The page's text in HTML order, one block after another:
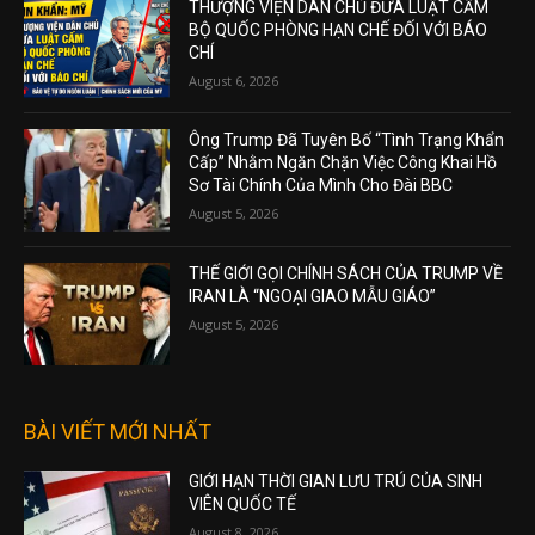
THƯỢNG VIỆN DÂN CHỦ ĐƯA LUẬT CẤM
BỘ QUỐC PHÒNG HẠN CHẾ ĐỐI VỚI BÁO
CHÍ
August 6, 2026
Ông Trump Đã Tuyên Bố “Tình Trạng Khẩn
Cấp” Nhằm Ngăn Chặn Việc Công Khai Hồ
Sơ Tài Chính Của Mình Cho Đài BBC
August 5, 2026
THẾ GIỚI GỌI CHÍNH SÁCH CỦA TRUMP VỀ
IRAN LÀ “NGOẠI GIAO MẪU GIÁO”
August 5, 2026
BÀI VIẾT MỚI NHẤT
GIỚI HẠN THỜI GIAN LƯU TRÚ CỦA SINH
VIÊN QUỐC TẾ